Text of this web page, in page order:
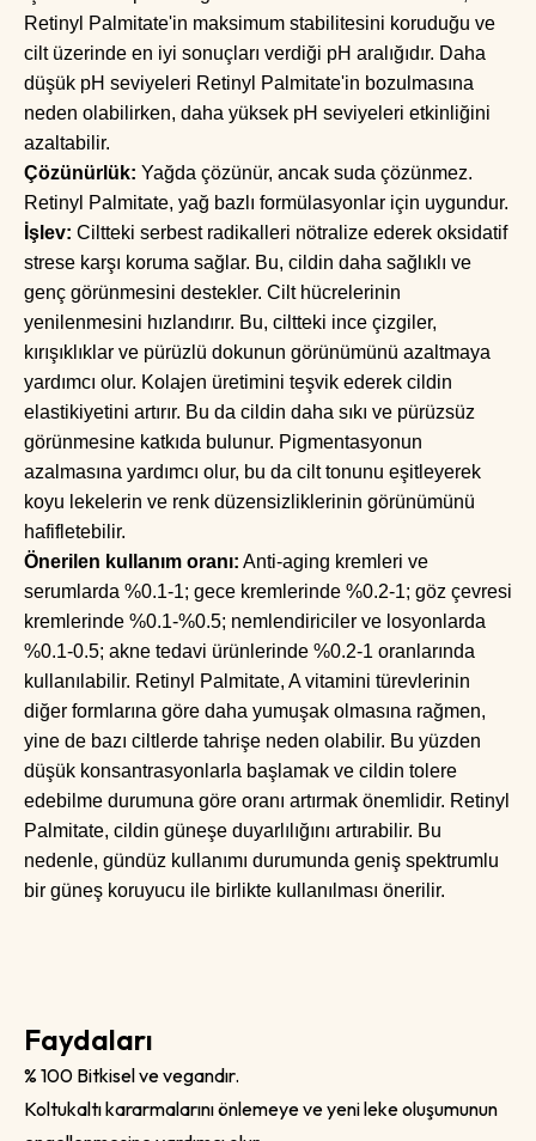
Retinyl Palmitate'in maksimum stabilitesini koruduğu ve
cilt üzerinde en iyi sonuçları verdiği pH aralığıdır. Daha
düşük pH seviyeleri Retinyl Palmitate'in bozulmasına
neden olabilirken, daha yüksek pH seviyeleri etkinliğini
azaltabilir.
Çözünürlük: Yağda çözünür, ancak suda çözünmez.
Retinyl Palmitate, yağ bazlı formülasyonlar için uygundur.
İşlev: Ciltteki serbest radikalleri nötralize ederek oksidatif
strese karşı koruma sağlar. Bu, cildin daha sağlıklı ve
genç görünmesini destekler. Cilt hücrelerinin
yenilenmesini hızlandırır. Bu, ciltteki ince çizgiler,
kırışıklıklar ve pürüzlü dokunun görünümünü azaltmaya
yardımcı olur. Kolajen üretimini teşvik ederek cildin
elastikiyetini artırır. Bu da cildin daha sıkı ve pürüzsüz
görünmesine katkıda bulunur. Pigmentasyonun
azalmasına yardımcı olur, bu da cilt tonunu eşitleyerek
koyu lekelerin ve renk düzensizliklerinin görünümünü
hafifletebilir.
Önerilen kullanım oranı: Anti-aging kremleri ve
serumlarda %0.1-1; gece kremlerinde %0.2-1; göz çevresi
kremlerinde %0.1-%0.5; nemlendiriciler ve losyonlarda
%0.1-0.5; akne tedavi ürünlerinde %0.2-1 oranlarında
kullanılabilir. Retinyl Palmitate, A vitamini türevlerinin
diğer formlarına göre daha yumuşak olmasına rağmen,
yine de bazı ciltlerde tahrişe neden olabilir. Bu yüzden
düşük konsantrasyonlarla başlamak ve cildin tolere
edebilme durumuna göre oranı artırmak önemlidir. Retinyl
Palmitate, cildin güneşe duyarlılığını artırabilir. Bu
nedenle, gündüz kullanımı durumunda geniş spektrumlu
bir güneş koruyucu ile birlikte kullanılması önerilir.
Faydaları
% 100 Bitkisel ve vegandır.
Koltukaltı kararmalarını önlemeye ve yeni leke oluşumunun